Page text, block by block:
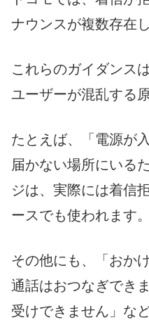
ナウンスが複数存在し
これらのガイダンス
ユーザーが混乱する
たとえば、「電源が
届かない場所にいる
ジは、実際には着信
ースでも使われます。
その他にも、「おか
通話はおつなぎでき
受けできません」な